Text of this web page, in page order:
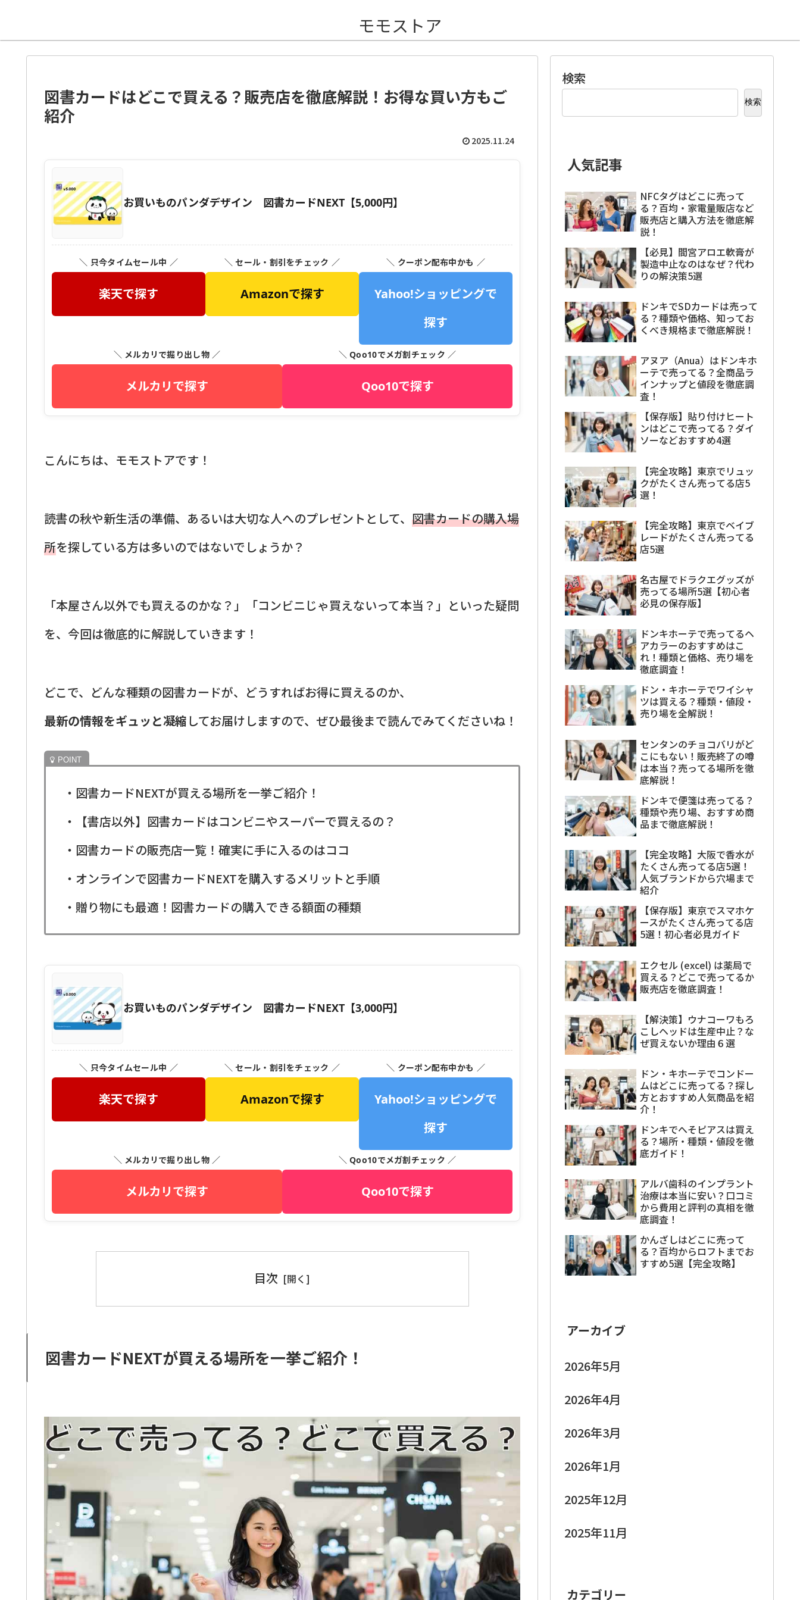
モモストア
図書カードはどこで買える？販売店を徹底解説！お得な買い方もご
紹介
2025.11.24
お買いものパンダデザイン 図書カードNEXT【5,000円】
＼ 只今タイムセール中 ／
楽天で探す
＼ セール・割引をチェック ／
Amazonで探す
＼ クーポン配布中かも ／
Yahoo!ショッピングで
探す
＼ メルカリで掘り出し物 ／
メルカリで探す
＼ Qoo10でメガ割チェック ／
Qoo10で探す
こんにちは、モモストアです！
読書の秋や新生活の準備、あるいは大切な人へのプレゼントとして、 図書カードの購入場
所を探している方は多いのではないでしょうか？
「本屋さん以外でも買えるのかな？」「コンビニじゃ買えないって本当？」といった疑問
を、今回は徹底的に解説していきます！
どこで、どんな種類の図書カードが、どうすればお得に買えるのか、
最新の情報をギュッと凝縮してお届けしますので、ぜひ最後まで読んでみてくださいね！
・図書カードNEXTが買える場所を一挙ご紹介！
・【書店以外】図書カードはコンビニやスーパーで買えるの？
・図書カードの販売店一覧！確実に手に入るのはココ
・オンラインで図書カードNEXTを購入するメリットと手順
・贈り物にも最適！図書カードの購入できる額面の種類
お買いものパンダデザイン 図書カードNEXT【3,000円】
＼ 只今タイムセール中 ／
楽天で探す
＼ セール・割引をチェック ／
Amazonで探す
＼ クーポン配布中かも ／
Yahoo!ショッピングで
探す
＼ メルカリで掘り出し物 ／
メルカリで探す
＼ Qoo10でメガ割チェック ／
Qoo10で探す
目次
図書カードNEXTが買える場所を一挙ご紹介！
検索
検索
人気記事
NFCタグはどこに売って
る？百均・家電量販店など
販売店と購入方法を徹底解
説！
【必見】間宮アロエ軟膏が
製造中止なのはなぜ？代わ
りの解決策5選
ドンキでSDカードは売って
る？種類や価格、知ってお
くべき規格まで徹底解説！
アヌア（Anua）はドンキホ
ーテで売ってる？全商品ラ
インナップと値段を徹底調
査！
【保存版】貼り付けヒート
ンはどこで売ってる？ダイ
ソーなどおすすめ4選
【完全攻略】東京でリュッ
クがたくさん売ってる店5
選！
【完全攻略】東京でベイブ
レードがたくさん売ってる
店5選
名古屋でドラクエグッズが
売ってる場所5選【初心者
必見の保存版】
ドンキホーテで売ってるヘ
アカラーのおすすめはこ
れ！種類と価格、売り場を
徹底調査！
ドン・キホーテでワイシャ
ツは買える？種類・値段・
売り場を全解説！
センタンのチョコバリがど
こにもない！販売終了の噂
は本当？売ってる場所を徹
底解説！
ドンキで便箋は売ってる？
種類や売り場、おすすめ商
品まで徹底解説！
【完全攻略】大阪で香水が
たくさん売ってる店5選！
人気ブランドから穴場まで
紹介
【保存版】東京でスマホケ
ースがたくさん売ってる店
5選！初心者必見ガイド
エクセル (excel) は薬局で
買える？どこで売ってるか
販売店を徹底調査！
【解決策】ウナコーワもろ
こしヘッドは生産中止？な
ぜ買えないか理由６選
ドン・キホーテでコンドー
ムはどこに売ってる？探し
方とおすすめ人気商品を紹
介！
ドンキでへそピアスは買え
る？場所・種類・値段を徹
底ガイド！
アルバ歯科のインプラント
治療は本当に安い？口コミ
から費用と評判の真相を徹
底調査！
かんざしはどこに売って
る？百均からロフトまでお
すすめ5選【完全攻略】
アーカイブ
2026年5月
2026年4月
2026年3月
2026年1月
2025年12月
2025年11月
カテゴリー